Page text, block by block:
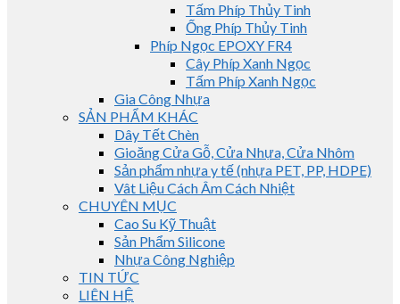
Tấm Phíp Thủy Tinh
Ống Phíp Thủy Tinh
Phíp Ngọc EPOXY FR4
Cây Phíp Xanh Ngọc
Tấm Phíp Xanh Ngọc
Gia Công Nhựa
SẢN PHẨM KHÁC
Dây Tết Chèn
Gioăng Cửa Gỗ, Cửa Nhựa, Cửa Nhôm
Sản phẩm nhựa y tế (nhựa PET, PP, HDPE)
Vât Liệu Cách Âm Cách Nhiệt
CHUYÊN MỤC
Cao Su Kỹ Thuật
Sản Phẩm Silicone
Nhựa Công Nghiệp
TIN TỨC
LIÊN HỆ